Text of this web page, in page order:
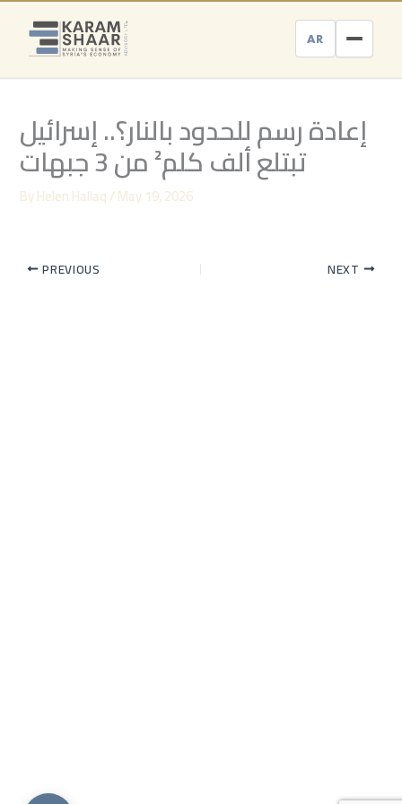
Skip
content
AR
إعادة رسم للحدود بالنار؟.. إسرائيل
تبتلع ألف كلم² من 3 جبهات
ByHelen Hallaq/May 19, 2026
PREVIOUS NEXT